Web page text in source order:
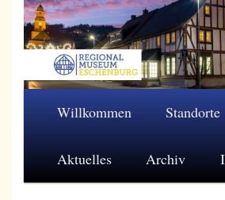
Zum
primären
Inhalt
Regionalmuseum
Willkommen Standorte
Aktuelles Archiv